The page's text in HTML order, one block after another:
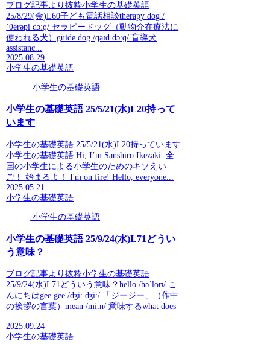
ブログ記事より抜粋小学生の基礎英語
25/8/29(金)L60子ども電話相談therapy dog /
ˈθerəpi dɔːɡ/ セラピードッグ（動物介在療法に
使われる犬）guide dog /ɡaɪd dɔːɡ/ 盲導犬
assistanc...
2025.08.29
小学生の基礎英語
小学生の基礎英語
小学生の基礎英語 25/5/21(水)L20持って
います
小学生の基礎英語 25/5/21(水)L20持っています
小学生の基礎英語 Hi, I’m Sanshiro Ikezaki. 全
国の小学生による小学生のためのキソえい
ご！ 始まるよ！ I'm on fire! Hello, everyone...
2025.05.21
小学生の基礎英語
小学生の基礎英語
小学生の基礎英語 25/9/24(水)L71どうい
う意味？
ブログ記事より抜粋小学生の基礎英語
25/9/24(水)L71どういう意味？hello /həˈloʊ/ こ
んにちはgee gee /dʒiː dʒiː/ 「ジージー」（作中
の挨拶の言葉）mean /miːn/ 意味するwhat does
...
2025.09.24
小学生の基礎英語